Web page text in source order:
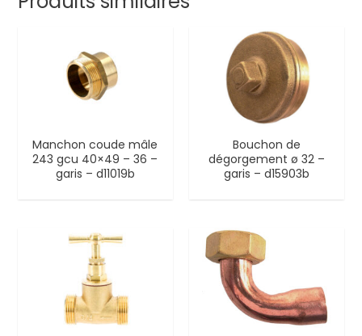
Manchon coude mâle
243 gcu 40×49 – 36 –
garis – d11019b
Bouchon de
dégorgement ø 32 –
garis – d15903b